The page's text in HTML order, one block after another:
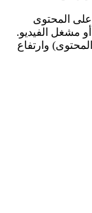
المحتوى
مشغل الفيديو.
وارتفاع